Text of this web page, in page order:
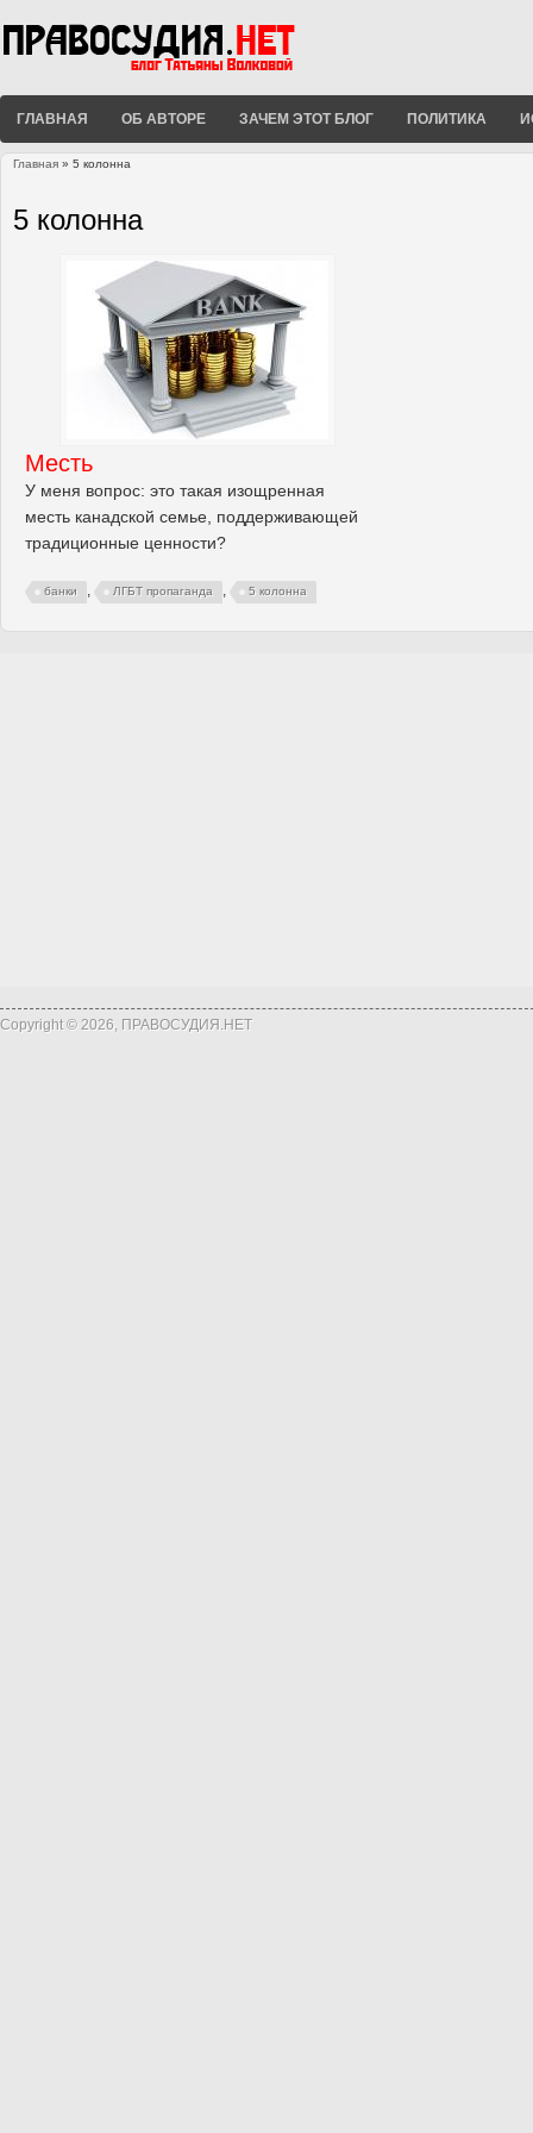
ГЛАВНАЯ ОБ АВТОРЕ ЗАЧЕМ ЭТОТ БЛОГ ПОЛИТИКА
Главная » 5 колонна
5 колонна
Месть
У меня вопрос: это такая изощренная
месть канадской семье, поддерживающей
традиционные ценности?
банки , ЛГБТ пропаганда , 5 колонна
Copyright © 2026, ПРАВОСУДИЯ.НЕТ